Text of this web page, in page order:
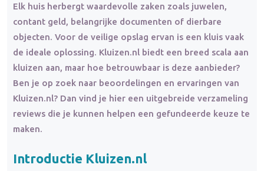
Elk huis herbergt waardevolle zaken zoals juwelen,
contant geld, belangrijke documenten of dierbare
objecten. Voor de veilige opslag ervan is een kluis vaak
de ideale oplossing. Kluizen.nl biedt een breed scala aan
kluizen aan, maar hoe betrouwbaar is deze aanbieder?
Ben je op zoek naar beoordelingen en ervaringen van
Kluizen.nl? Dan vind je hier een uitgebreide verzameling
reviews die je kunnen helpen een gefundeerde keuze te
maken.
Introductie Kluizen.nl